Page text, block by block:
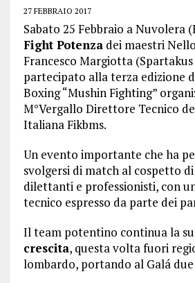
27 FEBBRAIO 2017
Sabato 25 Febbraio a Nuvolera
Fight Potenzadei maestri
Francesco Margiotta
partecipato alla terza edizione
Boxing “Mushin Fighting”
M°Vergallo Direttore Tecnico
Italiana Fikbms.
Un evento importante che ha
svolgersi di match al cospetto
dilettanti e professionisti, con
tecnico espresso da parte dei
Il team potentino continua la
crescita, questa volta fuori
lombardo, portando al Galá